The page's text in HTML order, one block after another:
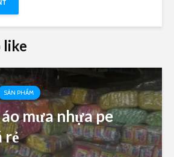
like
SẢN PHẨM
mưa nhựa pe
rẻ